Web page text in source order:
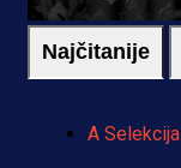
Najčitanije
A Selekcija